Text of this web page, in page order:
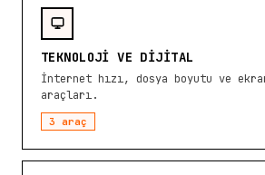
TEKNOLOJI VE DIJITAL
İnternet hızı, dosya boyutu ve
araçları.
3 araç